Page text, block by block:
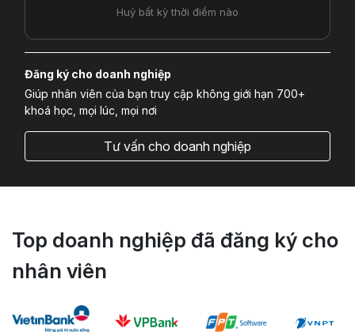
Huỷ bất kỳ thời điểm nào
Đăng ký cho doanh nghiệp
Giúp nhân viên của bạn truy cập không giới hạn 700+
khoá học, mọi lúc, mọi nơi
Tư vấn cho doanh nghiệp
Top doanh nghiệp đã đăng ký cho
nhân viên